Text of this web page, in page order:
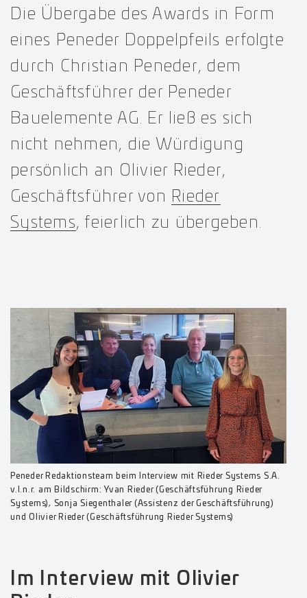
Die Übergabe des Awards in Form
eines Peneder Doppelpfeils erfolgte
durch Christian Peneder, dem
Geschäftsführer der Peneder
Bauelemente AG. Er ließ es sich
nicht nehmen, die Würdigung
persönlich an Olivier Rieder,
Geschäftsführer von Rieder
Systems, feierlich zu übergeben.
Peneder Redaktionsteam beim Interview mit Rieder Systems S.A.
v.l.n.r. am Bildschirm: Yvan Rieder (Geschäftsführung Rieder
Systems), Sonja Siegenthaler (Assistenz der Geschäftsführung)
und Olivier Rieder (Geschäftsführung Rieder Systems)
Im Interview mit Olivier